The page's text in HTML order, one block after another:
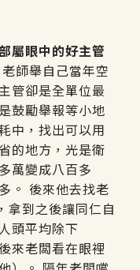
屬眼中的好主管
老師舉自己當年空
管卻是全單位最
鼓勵舉報等小地
中，找出可以用
的地方，光是衛
萬變成八百多
。 後來他去找老
拿到之後讓同仁自
頭平均除下
來老闆看在眼裡